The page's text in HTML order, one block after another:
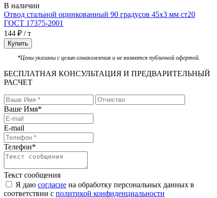
В наличии
Отвод стальной оцинкованный 90 градусов 45х3 мм ст20
ГОСТ 17375-2001
144 ₽ / т
Купить
*Цены указаны с целью ознакомления и не являются публичной офертой.
БЕСПЛАТНАЯ КОНСУЛЬТАЦИЯ И ПРЕДВАРИТЕЛЬНЫЙ
РАСЧЕТ
Ваше Имя*
E-mail
Телефон*
Текст сообщения
Я даю согласие на обработку персональных данных в
соответствии с политикой конфиденциальности